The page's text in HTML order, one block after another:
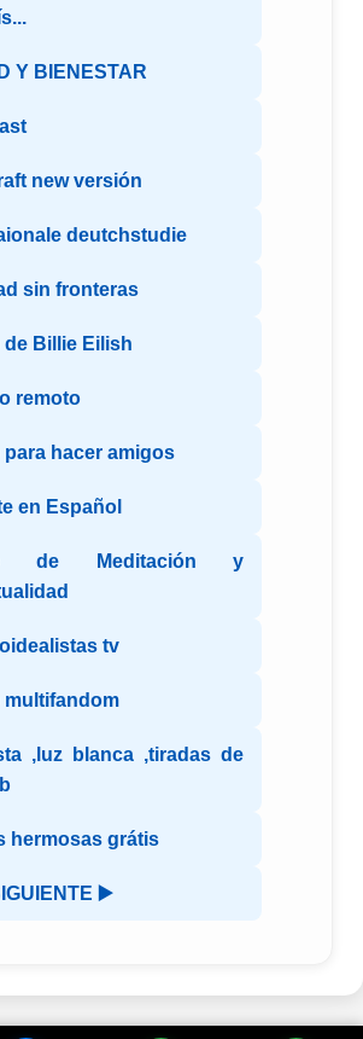
Y BIENESTAR
new versión
deutchstudie
sin fronteras
de Billie Eilish
remoto
para hacer amigos
en Español
de Meditación y
tv
multifandom
,luz blanca ,tiradas de
hermosas grátis
▶️